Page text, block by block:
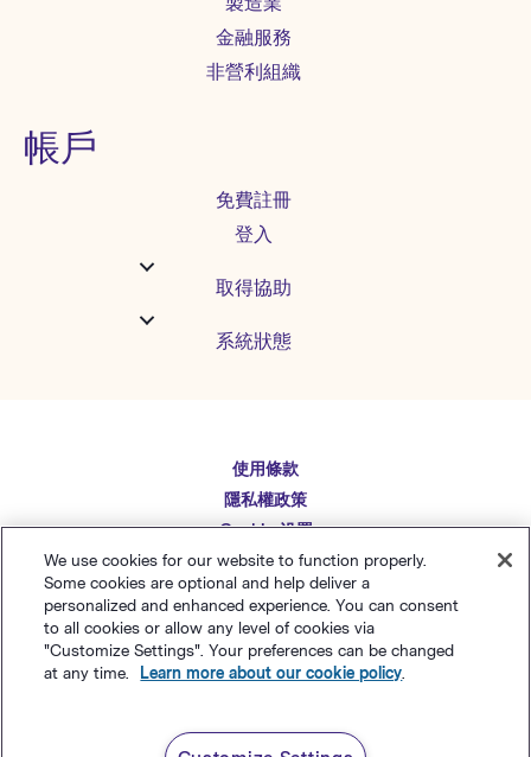
金融服務
非營利組織
帳戶
免費註冊
登入
取得協助
系統狀態
使用條款
隱私權政策
Cookie 设置
網站地圖
繁體中文
English
Español
Deutsch
简体中文
日本語
Italiano
© Polaris Software，LLCBenchmark Email® 為
We use cookies for our website to function properly.
Some cookies are optional and help deliver a
personalized and enhanced experience. You can consent
to all cookies or allow any level of cookies via
"Customize Settings". Your preferences can be changed
at any time.
Learn more about our cookie policy.